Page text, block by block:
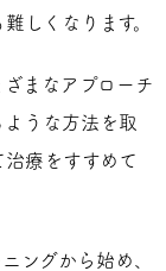
しくなります。
まなアプローチ
うな方法を取
療をすすめて
ングから始め、